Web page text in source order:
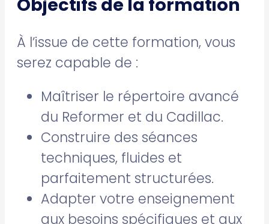
Objectifs de la formation
À l’issue de cette formation, vous
serez capable de :
Maîtriser le répertoire avancé
du Reformer et du Cadillac.
Construire des séances
techniques, fluides et
parfaitement structurées.
Adapter votre enseignement
aux besoins spécifiques et aux